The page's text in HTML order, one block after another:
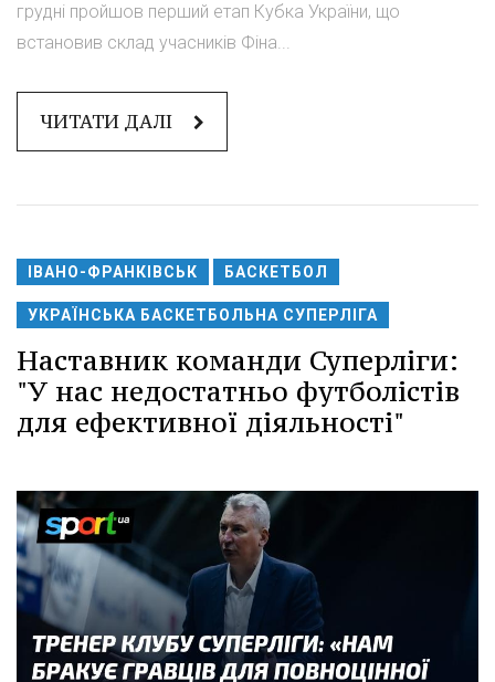
грудні пройшов перший етап Кубка України, що
встановив склад учасників Фіна...
ЧИТАТИ ДАЛІ
ІВАНО-ФРАНКІВСЬК БАСКЕТБОЛ
УКРАЇНСЬКА БАСКЕТБОЛЬНА СУПЕРЛІГА
Наставник команди Суперліги:
"У нас недостатньо футболістів
для ефективної діяльності"